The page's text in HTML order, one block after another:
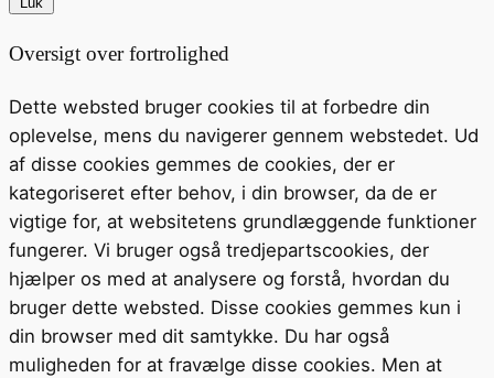
Oversigt over fortrolighed
Dette websted bruger cookies til at forbedre din
oplevelse, mens du navigerer gennem webstedet. Ud
af disse cookies gemmes de cookies, der er
kategoriseret efter behov, i din browser, da de er
vigtige for, at websitetens grundlæggende funktioner
fungerer. Vi bruger også tredjepartscookies, der
hjælper os med at analysere og forstå, hvordan du
bruger dette websted. Disse cookies gemmes kun i
din browser med dit samtykke. Du har også
muligheden for at fravælge disse cookies. Men at